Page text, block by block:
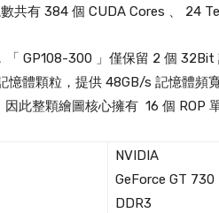
共有 384 個 CUDA Cores 、 24
「 GP108-300 」僅保留 2 個
憶體顆粒，提供 48GB/s 記憶體頻
此整顆繪圖核心擁有 16 個 ROP
NVIDIA
GeForce GT 730
DDR3